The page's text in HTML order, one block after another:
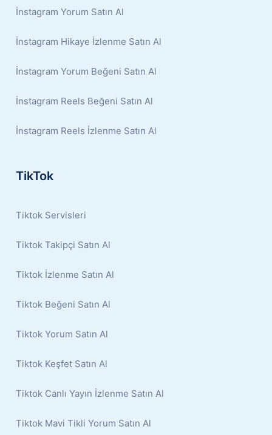
İnstagram Yorum Satın Al
İnstagram Hikaye İzlenme Satın Al
İnstagram Yorum Beğeni Satın Al
İnstagram Reels Beğeni Satın Al
İnstagram Reels İzlenme Satın Al
TikTok
Tiktok Servisleri
Tiktok Takipçi Satın Al
Tiktok İzlenme Satın Al
Tiktok Beğeni Satın Al
Tiktok Yorum Satın Al
Tiktok Keşfet Satın Al
Tiktok Canlı Yayın İzlenme Satın Al
Tiktok Mavi Tikli Yorum Satın Al